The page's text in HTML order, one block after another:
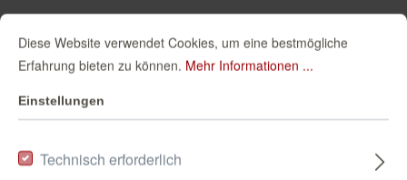
Diese Website verwendet Cookies, um eine bestmögliche
Erfahrung bieten zu können. Mehr Informationen ...
Einstellungen
Technisch erforderlich